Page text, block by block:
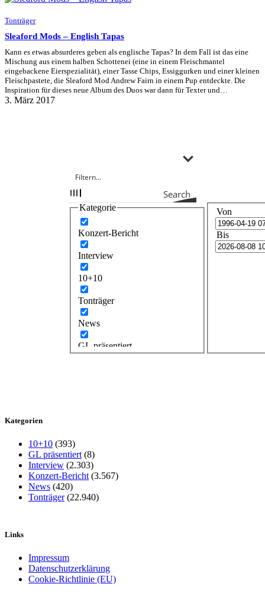
Tonträger
Sleaford Mods – English Tapas
Kann es etwas absurderes geben als englische Tapas? In dem Fall ist das eine
Mischung aus einem halben Schottenei (eine in einem Fleischmantel
eingebackene Eierspezialität), einer Tasse Chips, Essiggurken und einer kleinen
Fleischpastete, die Sleaford Mod Andrew Fairn in einem Pup entdeckte. Die
Inspiration für dieses neue Album des Duos war dann für Texter und…
3. März 2017
Search
Kategorie
Konzert-Bericht
Interview
10+10
Tonträger
News
GL präsentiert
Von
Bis
Kategorien
10+10 (393)
GL präsentiert (8)
Interview (2.303)
Konzert-Bericht (3.567)
News (420)
Tonträger(22.940)
Links
Impressum
Datenschutzerklärung
Cookie-Richtlinie (EU)